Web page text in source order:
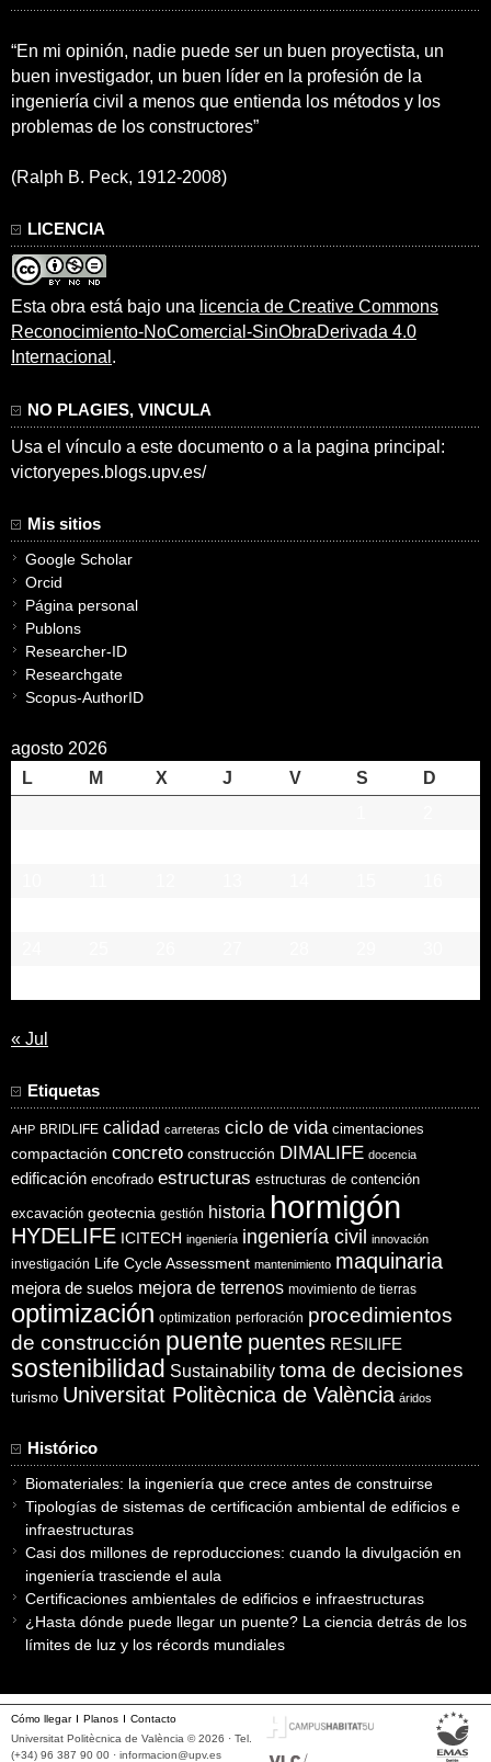
“En mi opinión, nadie puede ser un buen proyectista, un
buen investigador, un buen líder en la profesión de la
ingeniería civil a menos que entienda los métodos y los
problemas de los constructores”
(Ralph B. Peck, 1912-2008)
LICENCIA
Esta obra está bajo una licencia de Creative Commons
Reconocimiento-NoComercial-SinObraDerivada 4.0
Internacional .
NO PLAGIES, VINCULA
Usa el vínculo a este documento o a la pagina principal:
victoryepes.blogs.upv.es/
Mis sitios
Google Scholar
Orcid
Página personal
Publons
Researcher-ID
Researchgate
Scopus-AuthorID
agosto 2026
L
M X J V S
D
« Jul
Etiquetas
AHP BRIDLIFE calidad carreteras ciclo de vida cimentaciones
compactación concreto construcción DIMALIFE docencia
edificación encofrado estructuras estructuras de contención
excavación geotecnia gestión historia hormigón
HYDELIFE ICITECH ingeniería ingeniería civil innovación
investigación Life Cycle Assessment mantenimiento maquinaria
mejora de suelos mejora de terrenos movimiento de tierras
optimización optimization perforación procedimientos
de construcción puente puentes RESILIFE
sostenibilidad Sustainability toma de decisiones
turismo Universitat Politècnica de València áridos
Histórico
Biomateriales: la ingeniería que crece antes de construirse
Tipologías de sistemas de certificación ambiental de edificios e
infraestructuras
Casi dos millones de reproducciones: cuando la divulgación en
ingeniería trasciende el aula
Certificaciones ambientales de edificios e infraestructuras
¿Hasta dónde puede llegar un puente? La ciencia detrás de los
límites de luz y los récords mundiales
Cómo llegar Planos
Contacto
Universitat Politècnica de València © 2026 · Tel.
(+34) 96 387 90 00 · informacion@upv.es